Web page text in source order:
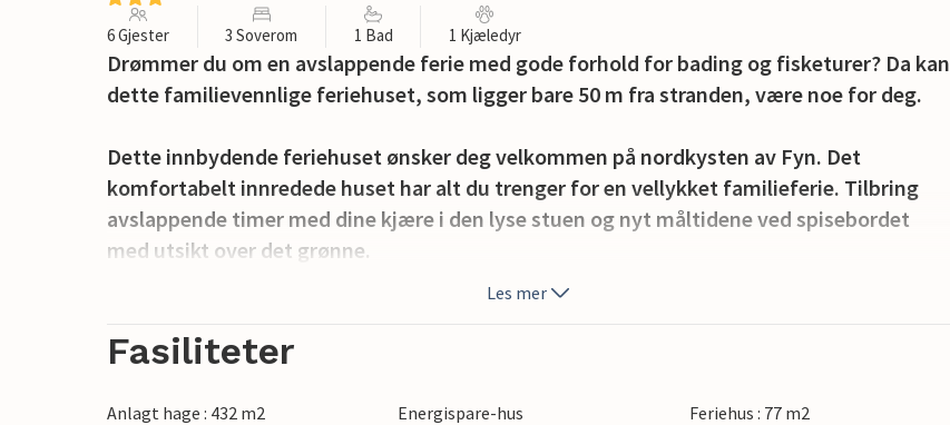
6 Gjester 3 Soverom 1 Bad 1 Kjæledyr
Drømmer du om en avslappende ferie med gode forhold for bading og fisketurer? Da kan
dette familievennlige feriehuset, som ligger bare 50 m fra stranden, være noe for deg.
Dette innbydende feriehuset ønsker deg velkommen på nordkysten av Fyn. Det
komfortabelt innredede huset har alt du trenger for en vellykket familieferie. Tilbring
avslappende timer med dine kjære i den lyse stuen og nyt måltidene ved spisebordet
med utsikt over det grønne.
utendørs. Gjør deg komfortabel i hagemøblene eller lag en deilig grillmat mens de små
Les mer
Fasiliteter
Anlagt hage : 432 m2 Energispare-hus
Feriehus : 77 m2